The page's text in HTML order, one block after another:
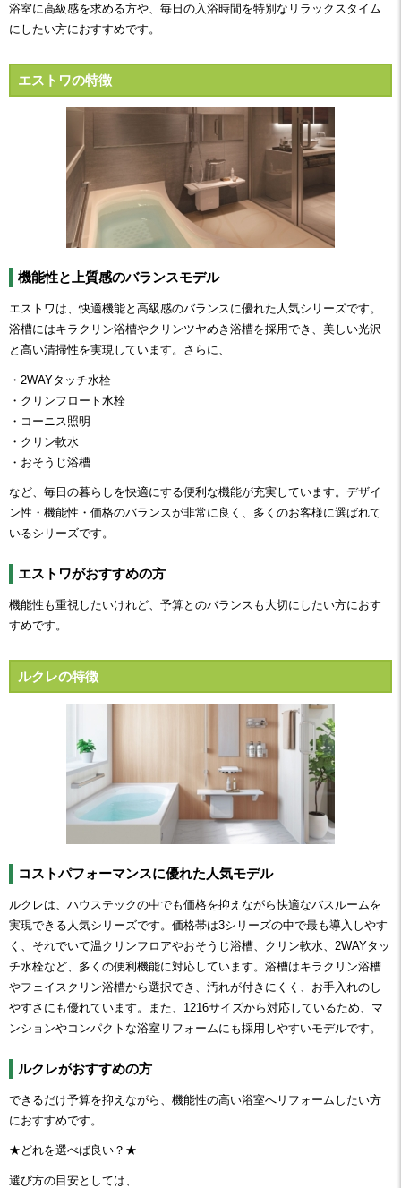
浴室に高級感を求める方や、毎日の入浴時間を特別なリラックスタイム
にしたい方におすすめです。
エストワの特徴
機能性と上質感のバランスモデル
エストワは、快適機能と高級感のバランスに優れた人気シリーズです。
浴槽にはキラクリン浴槽やクリンツヤめき浴槽を採用でき、美しい光沢
と高い清掃性を実現しています。さらに、
・2WAYタッチ水栓
・クリンフロート水栓
・コーニス照明
・クリン軟水
・おそうじ浴槽
など、毎日の暮らしを快適にする便利な機能が充実しています。デザイ
ン性・機能性・価格のバランスが非常に良く、多くのお客様に選ばれて
いるシリーズです。
エストワがおすすめの方
機能性も重視したいけれど、予算とのバランスも大切にしたい方におす
すめです。
ルクレの特徴
コストパフォーマンスに優れた人気モデル
ルクレは、ハウステックの中でも価格を抑えながら快適なバスルームを
実現できる人気シリーズです。価格帯は3シリーズの中で最も導入しやす
く、それでいて温クリンフロアやおそうじ浴槽、クリン軟水、2WAYタッ
チ水栓など、多くの便利機能に対応しています。浴槽はキラクリン浴槽
やフェイスクリン浴槽から選択でき、汚れが付きにくく、お手入れのし
やすさにも優れています。また、1216サイズから対応しているため、マ
ンションやコンパクトな浴室リフォームにも採用しやすいモデルです。
ルクレがおすすめの方
できるだけ予算を抑えながら、機能性の高い浴室へリフォームしたい方
におすすめです。
★どれを選べば良い？★
選び方の目安としては、